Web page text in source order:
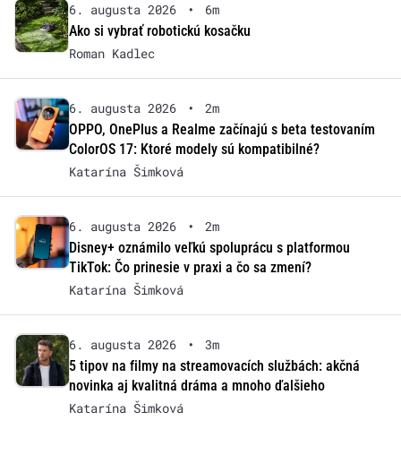
6. augusta 2026 •
6m
Ako si vybrať robotickú kosačku
Roman Kadlec
6. augusta 2026 •
2m
OPPO, OnePlus a Realme začínajú s beta testovaním
ColorOS 17: Ktoré modely sú kompatibilné?
Katarína Šimková
6. augusta 2026 •
2m
Disney+ oznámilo veľkú spoluprácu s platformou
TikTok: Čo prinesie v praxi a čo sa zmení?
Katarína Šimková
6. augusta 2026 •
3m
5 tipov na filmy na streamovacích službách: akčná
novinka aj kvalitná dráma a mnoho ďalšieho
Katarína Šimková